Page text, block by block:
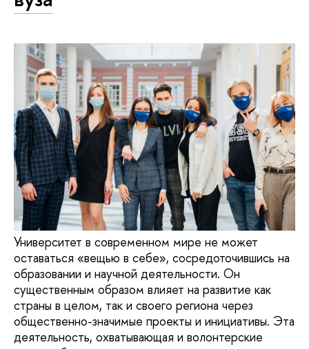
Университет в современном мире не может
оставаться «вещью в себе», сосредоточившись на
образовании и научной деятельности. Он
существенным образом влияет на развитие как
страны в целом, так и своего региона через
общественно-значимые проекты и инициативы. Эта
деятельность, охватывающая и волонтерские